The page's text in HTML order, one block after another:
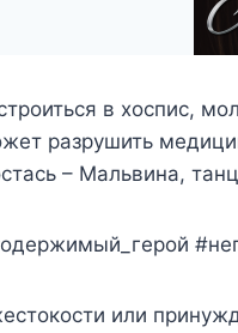
в хоспис,
разрушить
– Мальвина,
или